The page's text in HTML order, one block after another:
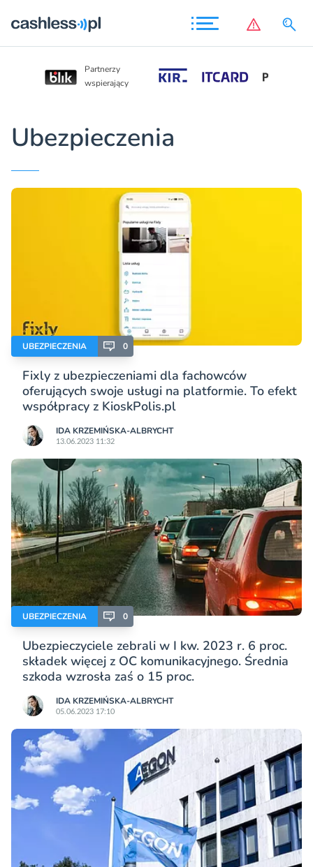
Partnerzy
wspierający
Ubezpieczenia
UBEZPIECZENIA 0
Fixly z ubezpieczeniami dla fachowców
oferujących swoje usługi na platformie. To efekt
współpracy z KioskPolis.pl
IDA KRZEMIŃSKA-ALBRYCHT
13.06.2023 11:32
UBEZPIECZENIA 0
Ubezpieczyciele zebrali w I kw. 2023 r. 6 proc.
składek więcej z OC komunikacyjnego. Średnia
szkoda wzrosła zaś o 15 proc.
IDA KRZEMIŃSKA-ALBRYCHT
05.06.2023 17:10